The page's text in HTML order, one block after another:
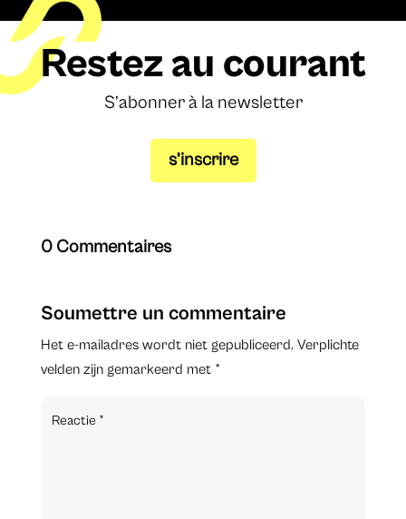
Restez au courant
S’abonner à la newsletter
s’inscrire
0 Commentaires
Soumettre un commentaire
Het e-mailadres wordt niet gepubliceerd. Verplichte
velden zijn gemarkeerd met *